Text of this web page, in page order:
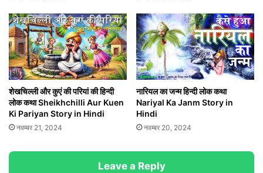
शेखचिल्ली और कुएं की परियां की हिन्दी
लोक कथा Sheikhchilli Aur Kuen
Ki Pariyan Story in Hindi
नवम्बर 21, 2024
नारियल का जन्म हिन्दी लोक कथा
Nariyal Ka Janm Story in
Hindi
नवम्बर 20, 2024
Leave a Reply